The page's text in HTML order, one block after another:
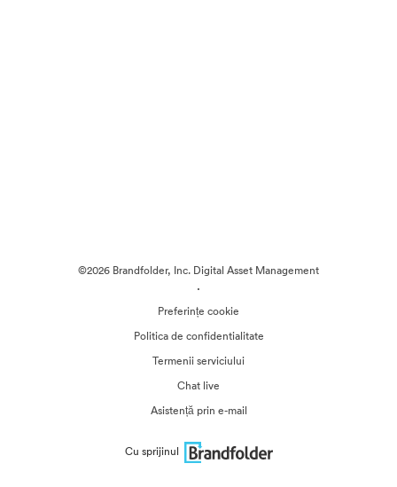
©2026 Brandfolder, Inc. Digital Asset Management
·
Preferințe cookie
Politica de confidentialitate
Termenii serviciului
Chat live
Asistență prin e-mail
Cu sprijinul